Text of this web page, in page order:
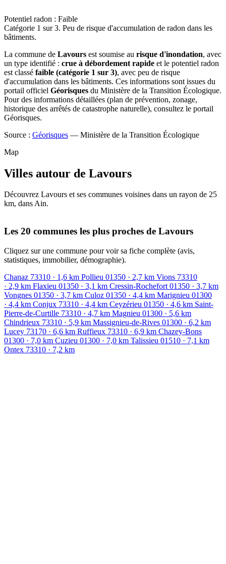
Potentiel radon : Faible
Catégorie 1 sur 3. Peu de risque d'accumulation de radon dans les
bâtiments.
La commune de Lavours est soumise au risque d'inondation, avec
un type identifié : crue à débordement rapide et le potentiel radon
est classé faible (catégorie 1 sur 3), avec peu de risque
d'accumulation dans les bâtiments. Ces informations sont issues du
portail officiel Géorisques du Ministère de la Transition Écologique.
Pour des informations détaillées (plan de prévention, zonage,
historique des arrêtés de catastrophe naturelle), consultez le portail
Géorisques.
Source : Géorisques — Ministère de la Transition Écologique
Map
Villes autour de Lavours
Découvrez Lavours et ses communes voisines dans un rayon de 25
km, dans Ain.
+
Les 20 communes les plus proches de Lavours
Cliquez sur une commune pour voir sa fiche complète (avis,
statistiques, immobilier, démographie).
Chanaz 73310 · 1,6 km Pollieu 01350 · 2,7 km Vions 73310
· 2,9 km Flaxieu 01350 · 3,1 km Cressin-Rochefort 01350 · 3,7 km
Vongnes 01350 · 3,7 km Culoz 01350 · 4,4 km Marignieu 01300
· 4,4 km Conjux 73310 · 4,4 km Ceyzérieu 01350 · 4,6 km Saint-
Pierre-de-Curtille 73310 · 4,7 km Magnieu 01300 · 5,6 km
Chindrieux 73310 · 5,9 km Massignieu-de-Rives 01300 · 6,2 km
Lucey 73170 · 6,6 km Ruffieux 73310 · 6,9 km Chazey-Bons
01300 · 7,0 km Cuzieu 01300 · 7,0 km Talissieu 01510 · 7,1 km
Ontex 73310 · 7,2 km